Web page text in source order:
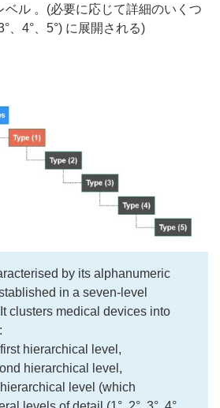
ベル 。(必要に応じて詳細のいくつ
、4°、5°) に展開される)
by its alphanumeric
in a seven-level
clusters medical devices into
hierarchical level,
hierarchical level,
level (which